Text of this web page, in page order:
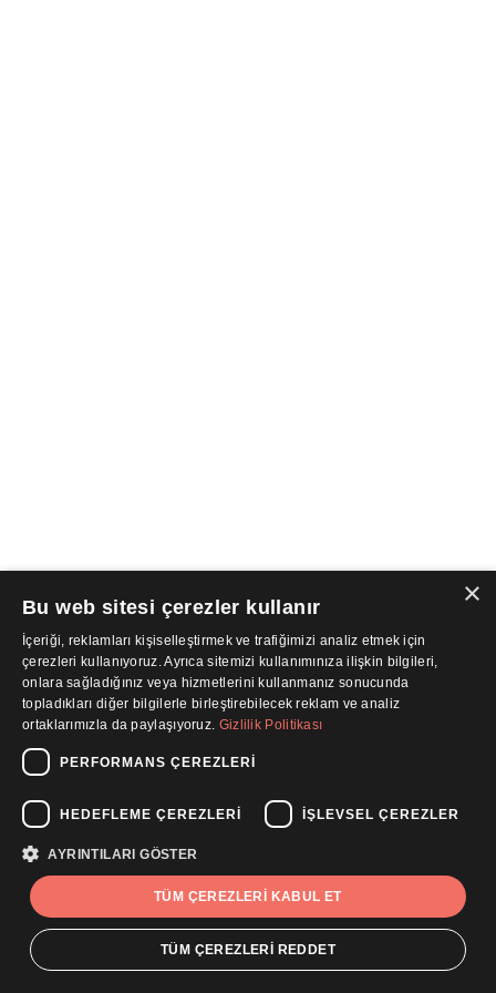
×
Bu web sitesi çerezler kullanır
İçeriği, reklamları kişiselleştirmek ve trafiğimizi analiz etmek için
çerezleri kullanıyoruz. Ayrıca sitemizi kullanımınıza ilişkin bilgileri,
onlara sağladığınız veya hizmetlerini kullanmanız sonucunda
topladıkları diğer bilgilerle birleştirebilecek reklam ve analiz
ortaklarımızla da paylaşıyoruz. Gizlilik Politikası
PERFORMANS ÇEREZLERI
HEDEFLEME ÇEREZLERI İŞLEVSEL ÇEREZLER
AYRINTILARI GÖSTER
TÜM ÇEREZLERI KABUL ET
TÜM ÇEREZLERI REDDET